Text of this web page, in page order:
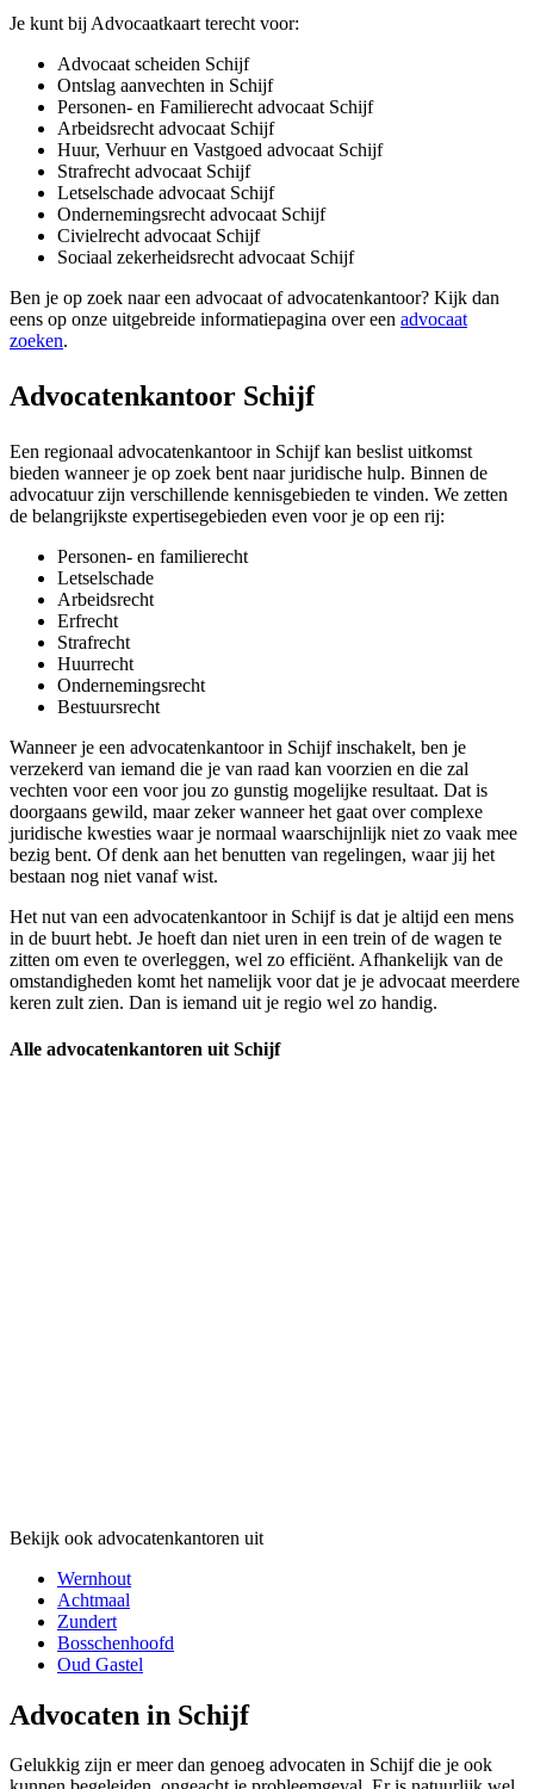
Je kunt bij Advocaatkaart terecht voor:
Advocaat scheiden Schijf
Ontslag aanvechten in Schijf
Personen- en Familierecht advocaat Schijf
Arbeidsrecht advocaat Schijf
Huur, Verhuur en Vastgoed advocaat Schijf
Strafrecht advocaat Schijf
Letselschade advocaat Schijf
Ondernemingsrecht advocaat Schijf
Civielrecht advocaat Schijf
Sociaal zekerheidsrecht advocaat Schijf
Ben je op zoek naar een advocaat of advocatenkantoor? Kijk dan
eens op onze uitgebreide informatiepagina over een advocaat
zoeken.
Advocatenkantoor Schijf
Een regionaal advocatenkantoor in Schijf kan beslist uitkomst
bieden wanneer je op zoek bent naar juridische hulp. Binnen de
advocatuur zijn verschillende kennisgebieden te vinden. We zetten
de belangrijkste expertisegebieden even voor je op een rij:
Personen- en familierecht
Letselschade
Arbeidsrecht
Erfrecht
Strafrecht
Huurrecht
Ondernemingsrecht
Bestuursrecht
Wanneer je een advocatenkantoor in Schijf inschakelt, ben je
verzekerd van iemand die je van raad kan voorzien en die zal
vechten voor een voor jou zo gunstig mogelijke resultaat. Dat is
doorgaans gewild, maar zeker wanneer het gaat over complexe
juridische kwesties waar je normaal waarschijnlijk niet zo vaak mee
bezig bent. Of denk aan het benutten van regelingen, waar jij het
bestaan nog niet vanaf wist.
Het nut van een advocatenkantoor in Schijf is dat je altijd een mens
in de buurt hebt. Je hoeft dan niet uren in een trein of de wagen te
zitten om even te overleggen, wel zo efficiënt. Afhankelijk van de
omstandigheden komt het namelijk voor dat je je advocaat meerdere
keren zult zien. Dan is iemand uit je regio wel zo handig.
Alle advocatenkantoren uit Schijf
Bekijk ook advocatenkantoren uit
Wernhout
Achtmaal
Zundert
Bosschenhoofd
Oud Gastel
Advocaten in Schijf
Gelukkig zijn er meer dan genoeg advocaten in Schijf die je ook